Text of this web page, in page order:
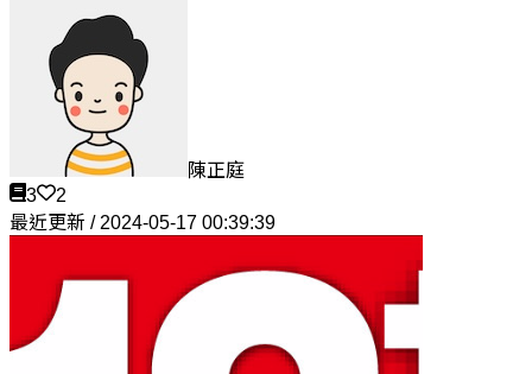
陳正庭
3
2
最近更新 / 2024-05-17 00:39:39